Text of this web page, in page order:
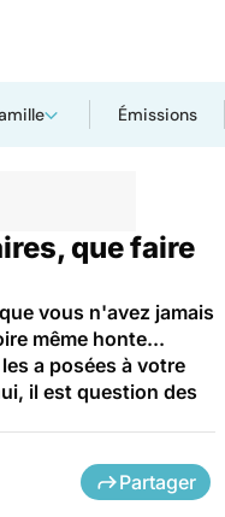
Émissions
que faire
vous n'avez jamais
même honte...
a posées à votre
il est question des
Partager